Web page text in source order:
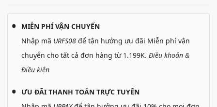
MIỄN PHÍ VẬN CHUYỂN
Nhập mã URFS08 để tận hưởng ưu đãi Miễn phí vận
chuyển cho tất cả đơn hàng từ 1.199K. Điều khoản &
Điều kiện
ƯU ĐÃI THANH TOÁN TRỰC TUYẾN